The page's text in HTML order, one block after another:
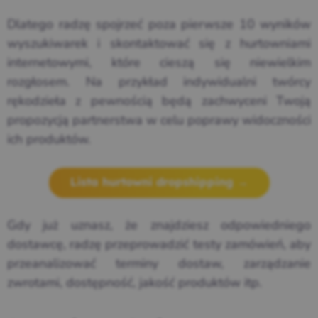
Dlatego radzę spojrzeć poza pierwsze 10 wyników
wyszukiwarek i skontaktować się z hurtowniami
internetowymi, które cieszą się niewielkim
rozgłosem. Na przykład indywidualni twórcy
rękodzieła z pewnością będą zachwyceni Twoją
propozycją partnerstwa w celu poprawy widoczności
ich produktów.
Lista hurtowni dropshipping →
Gdy już uznasz, że znajdziesz odpowiedniego
dostawcę, radzę przeprowadzić testy zamówień, aby
przeanalizować terminy dostaw, zarządzanie
zwrotami, dostępność, jakość produktów itp.